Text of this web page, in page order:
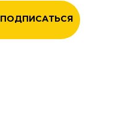
ПОДПИСАТЬСЯ